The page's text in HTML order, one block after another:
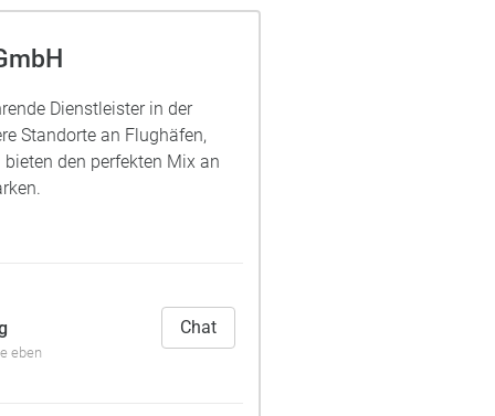
Dienstleister in der
Standorte an Flughäfen,
den perfekten Mix an
eben
Chat